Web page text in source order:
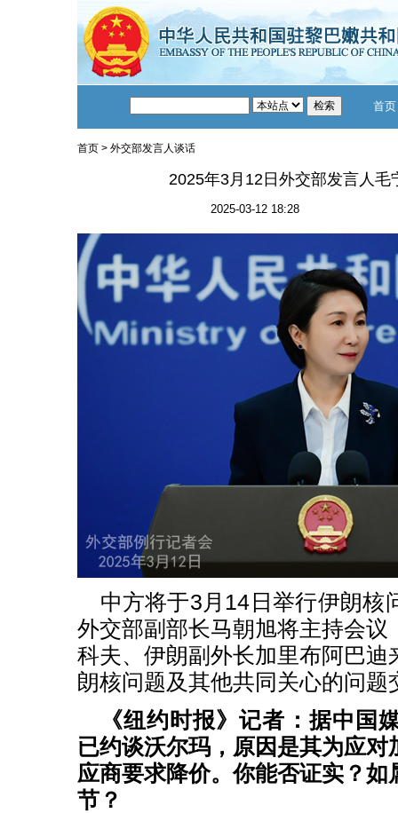
首页
首页> 外交部发言人谈话
2025年3月12日外交部发言人毛
2025-03-12 18:28
中方将于3月14日举行伊朗核
外交部副部长马朝旭将主持会议
科夫、伊朗副外长加里布阿巴迪
朗核问题及其他共同关心的问题
《纽约时报》记者：据中国
已约谈沃尔玛，原因是其为应
应商要求降价。你能否证实？如
节？